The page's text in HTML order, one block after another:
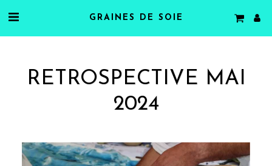
GRAINES DE SOIE
RETROSPECTIVE MAI
2024